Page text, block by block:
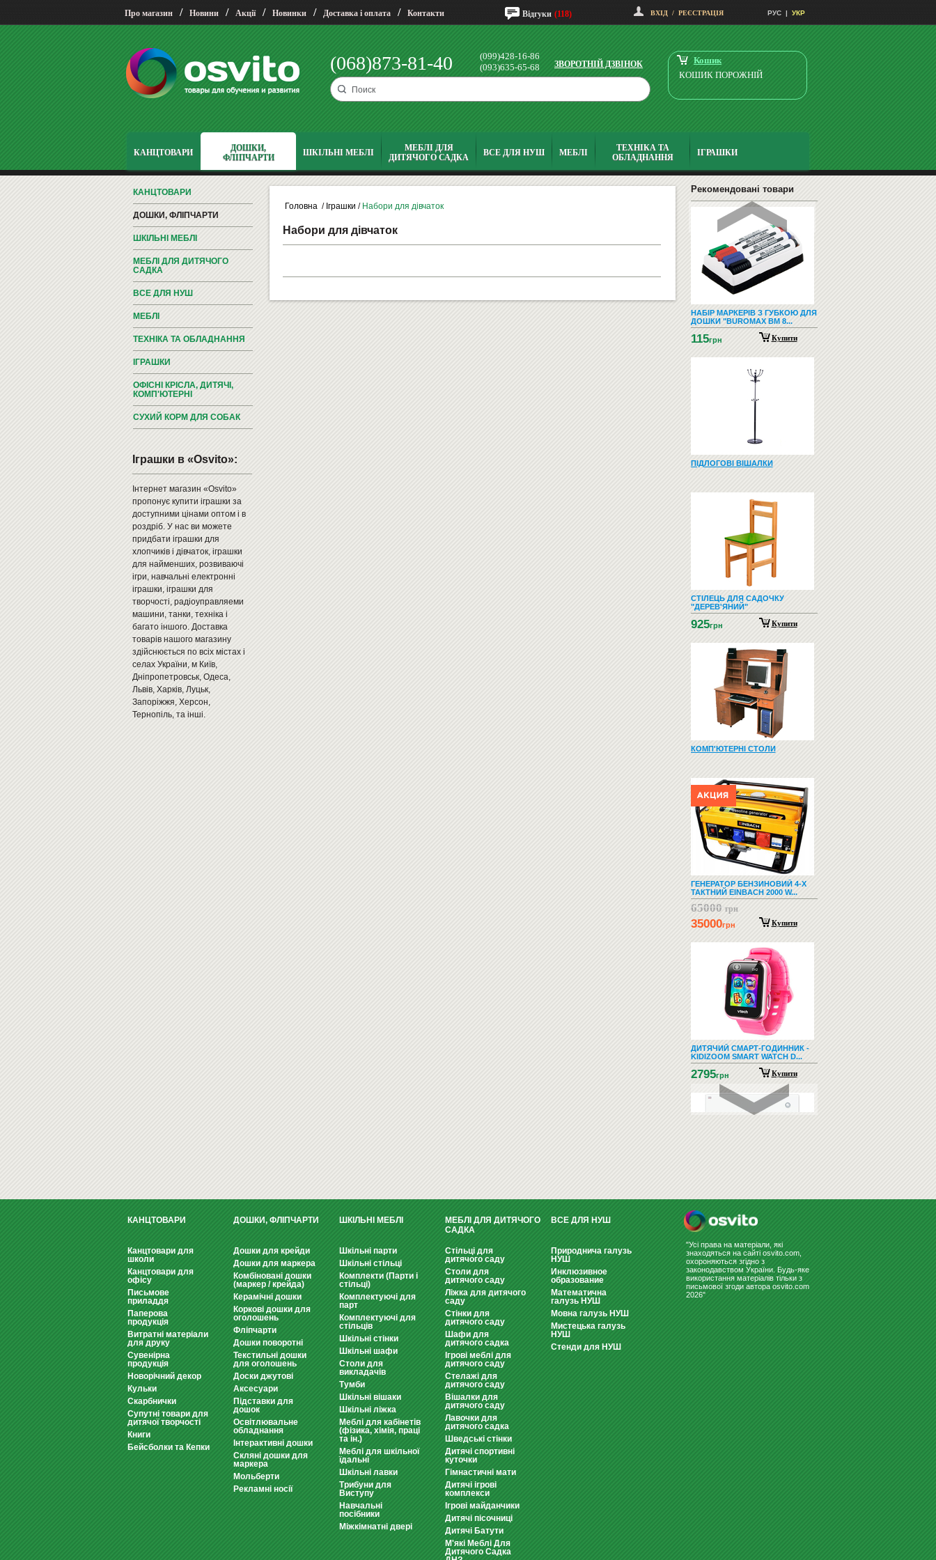
Про магазин / Новини / Акції / Новинки / Доставка і оплата / Контакти Відгуки (118) ВХІД / РЕЄСТРАЦІЯ РУС | УКР
(068)873-81-40
(099)428-16-86
(093)635-65-68
ЗВОРОТНІЙ ДЗВІНОК
Кошик
КОШИК ПОРОЖНІЙ
КАНЦТОВАРИ
ДОШКИ,
ФЛІПЧАРТИ
ШКІЛЬНІ МЕБЛІ
МЕБЛІ ДЛЯ
ДИТЯЧОГО САДКА
ВСЕ ДЛЯ НУШ МЕБЛІ
ТЕХНІКА ТА
ОБЛАДНАННЯ
ІГРАШКИ
КАНЦТОВАРИ
ДОШКИ, ФЛІПЧАРТИ
ШКІЛЬНІ МЕБЛІ
МЕБЛІ ДЛЯ ДИТЯЧОГО
САДКА
ВСЕ ДЛЯ НУШ
МЕБЛІ
ТЕХНІКА ТА ОБЛАДНАННЯ
ІГРАШКИ
ОФІСНІ КРІСЛА, ДИТЯЧІ,
КОМП'ЮТЕРНІ
СУХИЙ КОРМ ДЛЯ СОБАК
Іграшки в «Osvito»:
Інтернет магазин «Osvito»
пропонує купити іграшки за
доступними цінами оптом і в
роздріб. У нас ви можете
придбати іграшки для
хлопчиків і дівчаток, іграшки
для найменших, розвиваючі
ігри, навчальні електронні
іграшки, іграшки для
творчості, радіоуправляеми
машини, танки, техніка і
багато іншого. Доставка
товарів нашого магазину
здійснюється по всіх містах і
селах України, м Київ,
Дніпропетровськ, Одеса,
Львів, Харків, Луцьк,
Запоріжжя, Херсон,
Тернопіль, та інші.
Головна / Іграшки / Набори для дівчаток
Набори для дівчаток
Рекомендовані товари
СМАРТФОНИ І ТЕЛЕФОНИ
НАБІР МАРКЕРІВ З ГУБКОЮ ДЛЯ
ДОШКИ "BUROMAX BM 8...
115грн Купити
ПІДЛОГОВІ ВІШАЛКИ
СТІЛЕЦЬ ДЛЯ САДОЧКУ
"ДЕРЕВ'ЯНИЙ"
925грн Купити
КОМП'ЮТЕРНІ СТОЛИ
ГЕНЕРАТОР БЕНЗИНОВИЙ 4-Х
ТАКТНИЙ EINBACH 2000 W...
65000 грн
35000грн Купити
ДИТЯЧИЙ СМАРТ-ГОДИННИК -
KIDIZOOM SMART WATCH D...
2795грн Купити
СКЛЯНА ДОШКА ДЛЯ МАРКЕРА
3056грн
КАНЦТОВАРИ
Канцтовари для
школи
Канцтовари для
офісу
Письмове
приладдя
Паперова
продукція
Витратні матеріали
для друку
Сувенірна
продукція
Новорічний декор
Кульки
Скарбнички
Супутні товари для
дитячої творчості
Книги
Бейсболки та Кепки
ДОШКИ, ФЛІПЧАРТИ
Дошки для крейди
Дошки для маркера
Комбіновані дошки
(маркер / крейда)
Керамічні дошки
Коркові дошки для
оголошень
Фліпчарти
Дошки поворотні
Текстильні дошки
для оголошень
Доски джутові
Аксесуари
Підставки для
дошок
Освітлювальне
обладнання
Інтерактивні дошки
Скляні дошки для
маркера
Мольберти
Рекламні носії
ШКІЛЬНІ МЕБЛІ
Шкільні парти
Шкільні стільці
Комплекти (Парти і
стільці)
Комплектуючі для
парт
Комплектуючі для
стільців
Шкільні стінки
Шкільні шафи
Столи для
викладачів
Тумби
Шкільні вішаки
Шкільні ліжка
Меблі для кабінетів
(фізика, хімія, праці
та ін.)
Меблі для шкільної
їдальні
Шкільні лавки
Трибуни для
Виступу
Навчальні
посібники
Міжкімнатні двері
МЕБЛІ ДЛЯ ДИТЯЧОГО
САДКА
Стільці для
дитячого саду
Столи для
дитячого саду
Ліжка для дитячого
саду
Стінки для
дитячого саду
Шафи для
дитячого садка
Ігрові меблі для
дитячого саду
Стелажі для
дитячого саду
Вішалки для
дитячого саду
Лавочки для
дитячого садка
Шведські стінки
Дитячі спортивні
куточки
Гімнастичні мати
Дитячі ігрові
комплекси
Ігрові майданчики
Дитячі пісочниці
Дитячі Батути
М'які Меблі Для
Дитячого Садка
ВСЕ ДЛЯ НУШ
Природнича галузь
НУШ
Инклюзивное
образование
Математична
галузь НУШ
Мовна галузь НУШ
Мистецька галузь
НУШ
Стенди для НУШ
"Усі права на матеріали, які
знаходяться на сайті osvito.com,
охороняються згідно з
законодавством України. Будь-яке
використання матеріалів тільки з
письмової згоди автора osvito.com
2026"